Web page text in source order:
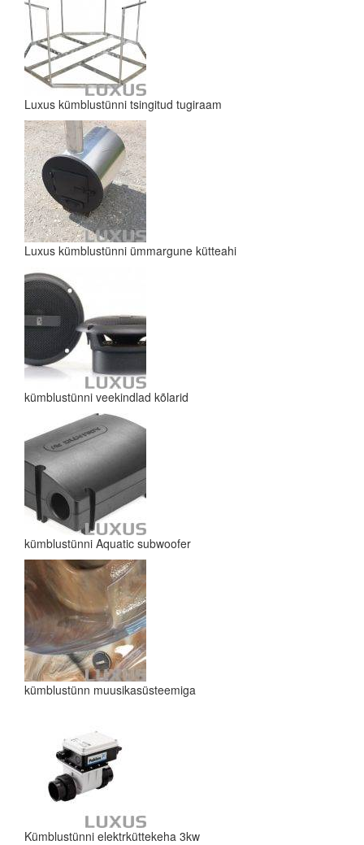
Luxus kümblustünni tsingitud tugiraam
Luxus kümblustünni ümmargune kütteahi
kümblustünni veekindlad kõlarid
kümblustünni Aquatic subwoofer
kümblustünn muusikasüsteemiga
Kümblustünni elektrküttekeha 3kw